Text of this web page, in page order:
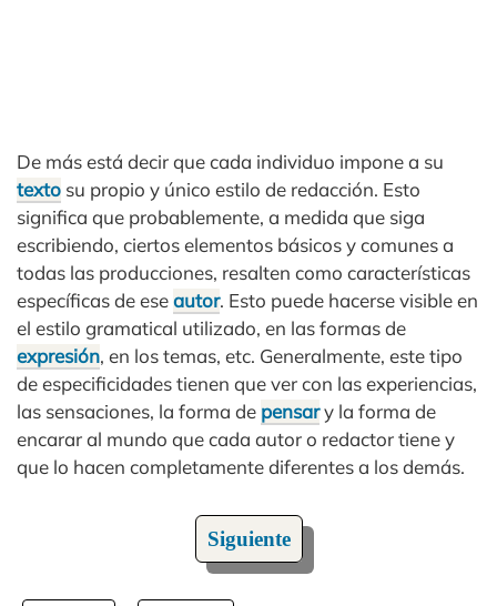
De más está decir que cada individuo impone a su
texto su propio y único estilo de redacción. Esto
significa que probablemente, a medida que siga
escribiendo, ciertos elementos básicos y comunes a
todas las producciones, resalten como características
específicas de eseautor. Esto puede hacerse visible en
el estilo gramatical utilizado, en las formas de
expresión, en los temas, etc. Generalmente, este tipo
de especificidades tienen que ver con las experiencias,
las sensaciones, la forma de pensary la forma de
encarar al mundo que cada autor o redactor tiene y
que lo hacen completamente diferentes a los demás.
Siguiente